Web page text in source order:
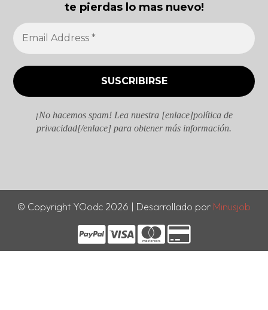
te pierdas lo mas nuevo!
¡No hacemos spam! Lea nuestra [enlace]política de
privacidad[/enlace] para obtener más información.
© Copyright YOodc 2026 | Desarrollado por Minusjob